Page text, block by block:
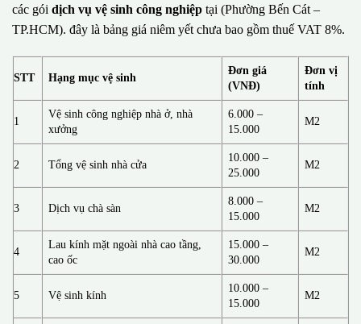
các gói dịch vụ vệ sinh công nghiệp tại (Phường Bến Cát –
TP.HCM). đây là bảng giá niêm yết chưa bao gồm thuế VAT 8%.
STT Hạng mục vệ sinh
Đơn giá
(VNĐ)
Đơn vị
tính
1
Vệ sinh công nghiệp nhà ở, nhà
xưởng
6.000 –
15.000
M2
2 Tổng vệ sinh nhà cửa
10.000 –
25.000
M2
3 Dịch vụ chà sàn
8.000 –
15.000
M2
4
Lau kính mặt ngoài nhà cao tầng,
cao ốc
15.000 –
30.000
M2
5 Vệ sinh kính
10.000 –
15.000
M2